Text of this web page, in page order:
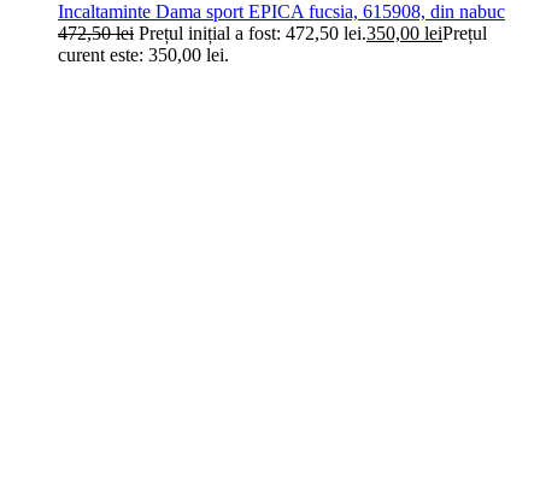
Incaltaminte Dama sport EPICA fucsia, 615908, din nabuc
472,50lei Prețul inițial a fost: 472,50 lei.350,00 leiPrețul
curent este: 350,00 lei.